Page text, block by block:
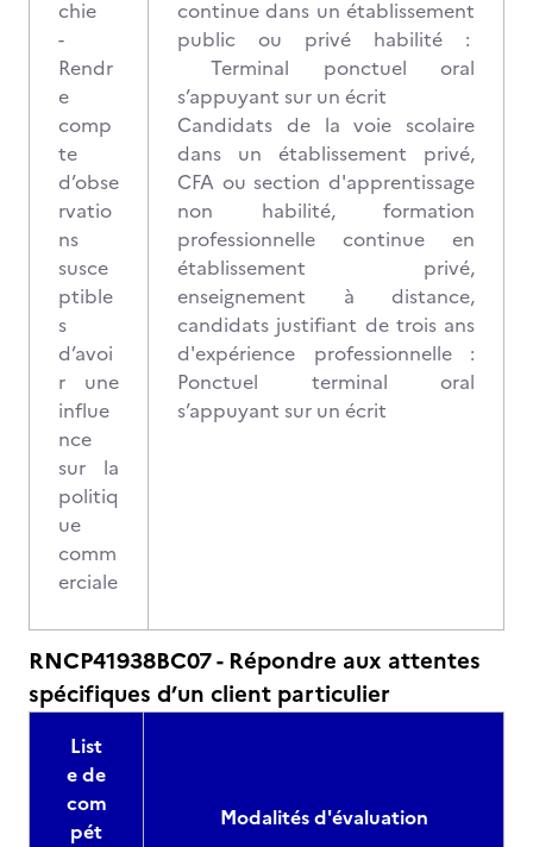
chie
-
Rendr
e
comp
te
d’obse
rvatio
ns
susce
ptible
s
d’avoi
r une
influe
nce
sur la
politiq
ue
comm
erciale
continue dans un établissement
public ou privé habilité :
Terminal ponctuel oral
s’appuyant sur un écrit
Candidats de la voie scolaire
dans un établissement privé,
CFA ou section d'apprentissage
non habilité, formation
professionnelle continue en
établissement privé,
enseignement à distance,
candidats justifiant de trois ans
d'expérience professionnelle :
Ponctuel terminal oral
s’appuyant sur un écrit
RNCP41938BC07 - Répondre aux attentes
spécifiques d’un client particulier
List
e de
com
pét
Modalités d'évaluation